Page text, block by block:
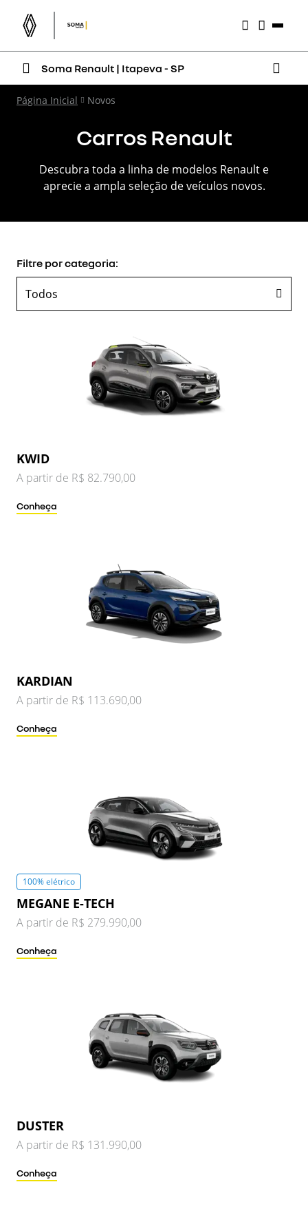
Soma Renault | Itapeva - SP
Página Inicial Novos
Carros Renault
Descubra toda a linha de modelos Renault e
aprecie a ampla seleção de veículos novos.
Filtre por categoria:
Todos
KWID
A partir de R$ 82.790,00
Conheça
KARDIAN
A partir de R$ 113.690,00
Conheça
100% elétrico
MEGANE E-TECH
A partir de R$ 279.990,00
Conheça
DUSTER
A partir de R$ 131.990,00
Conheça